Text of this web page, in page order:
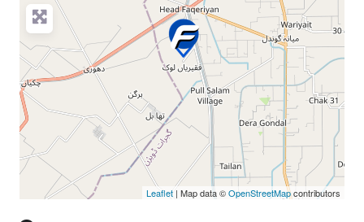
Leaflet | Map data ©OpenStreetMapcontributors